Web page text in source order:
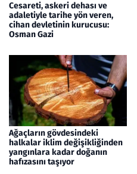
Cesareti, askeri dehası ve
adaletiyle tarihe yön veren,
cihan devletinin kurucusu:
Osman Gazi
Ağaçların gövdesindeki
halkalar iklim değişikliğinden
yangınlara kadar doğanın
hafızasını taşıyor